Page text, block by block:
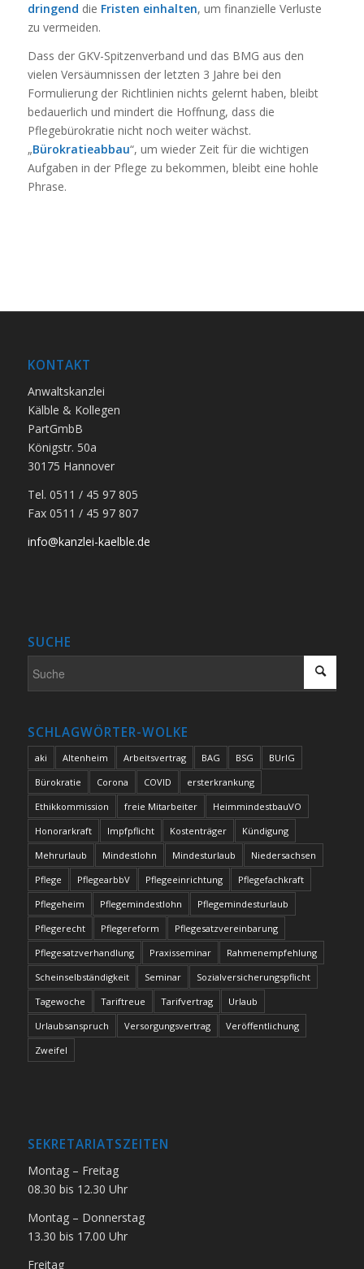
dringend die Fristen einhalten, um finanzielle Verluste
zu vermeiden.
Dass der GKV-Spitzenverband und das BMG aus den
vielen Versäumnissen der letzten 3 Jahre bei den
Formulierung der Richtlinien nichts gelernt haben, bleibt
bedauerlich und mindert die Hoffnung, dass die
Pflegebürokratie nicht noch weiter wächst.
„Bürokratieabbau“, um wieder Zeit für die wichtigen
Aufgaben in der Pflege zu bekommen, bleibt eine hohle
Phrase.
KONTAKT
Anwaltskanzlei
Kälble & Kollegen
PartGmbB
Königstr. 50a
30175 Hannover
Tel. 0511 / 45 97 805
Fax 0511 / 45 97 807
info@kanzlei-kaelble.de
SUCHE
SCHLAGWÖRTER-WOLKE
aki Altenheim Arbeitsvertrag BAG BSG
BUrlG
Bürokratie
Corona COVID
ersterkrankung
Ethikkommission
freie Mitarbeiter
HeimmindestbauVO
Honorarkraft
Impfpflicht Kostenträger
Kündigung
Mehrurlaub
Mindestlohn Mindesturlaub
Niedersachsen
Pflege
PflegearbbV Pflegeeinrichtung
Pflegefachkraft
Pflegeheim
Pflegemindestlohn
Pflegemindesturlaub
Pflegerecht
Pflegereform
Pflegesatzvereinbarung
Pflegesatzverhandlung
Praxisseminar
Rahmenempfehlung
Scheinselbständigkeit
Seminar
Sozialversicherungspflicht
Tagewoche
Tariftreue Tarifvertrag
Urlaub
Urlaubsanspruch
Versorgungsvertrag
Veröffentlichung
Zweifel
SEKRETARIATSZEITEN
Montag – Freitag
08.30 bis 12.30 Uhr
Montag – Donnerstag
13.30 bis 17.00 Uhr
Freitag